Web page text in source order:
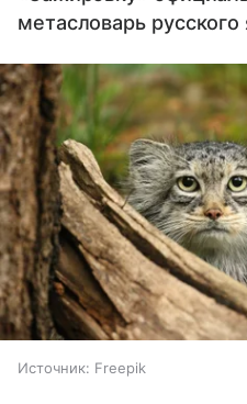
метасловарь русского
Источник: Freepik